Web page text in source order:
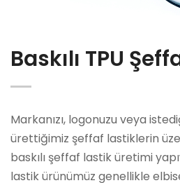
Baskılı TPU
Markanızı, logonuzu veya
ürettiğimiz şeffaf lastiklerin
baskılı şeffaf lastik üretimi
lastik ürünümüz genellikle